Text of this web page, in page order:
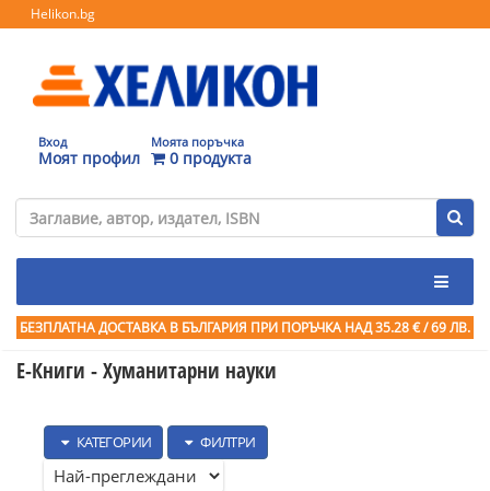
Helikon.bg
Вход
Моят профил
Моята поръчка
0 продукта
БЕЗПЛАТНА ДОСТАВКА В БЪЛГАРИЯ ПРИ ПОРЪЧКА НАД 35.28 € / 69 ЛВ.
Е-Книги - Хуманитарни науки
КАТЕГОРИИ ФИЛТРИ